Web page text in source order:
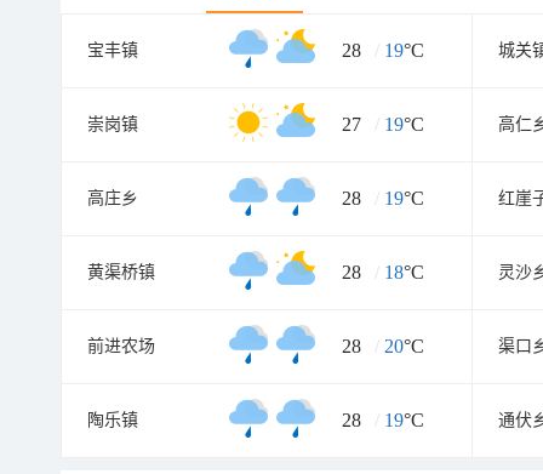
宝丰镇 28 / 19°C 城关
崇岗镇 27 / 19°C 高仁
高庄乡 28 / 19°C 红崖
黄渠桥镇 28 / 18°C 灵沙
前进农场 28 / 20°C 渠口
陶乐镇 28 / 19°C 通伏